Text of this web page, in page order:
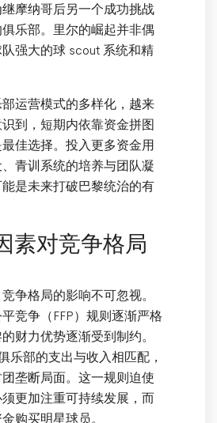
摩纳哥后另一个成功挑战
乐部。里尔的崛起并非偶
强大的球 scout 系统和精
运营模式的多样化，越来
到，短期内依靠资金拼图
佳选择。投入更多资金用
青训系统的培养与团队凝
是未来打破巴黎统治的有
素对竞争格局
争格局的影响不可忽视。
竞争（FFP）规则逐渐严格
财力优势逐渐受到制约。
乐部的支出与收入相匹配，
垄断局面。这一规则迫使
更加注重可持续发展，而
购买明星球员。